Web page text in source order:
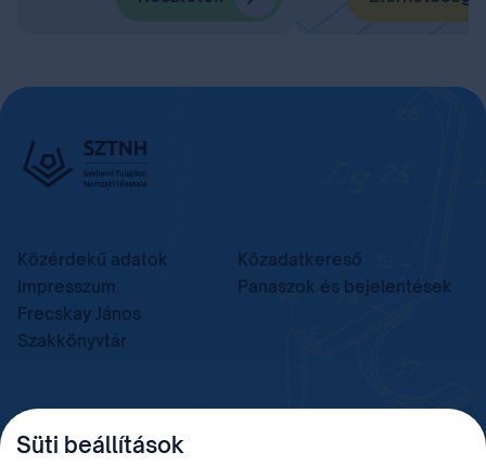
Közérdekű adatok
Közadatkereső
Impresszum
Panaszok és bejelentések
Frecskay János
Szakkönyvtár
TELEFON
+36 (1) 312 4400
Süti beállítások